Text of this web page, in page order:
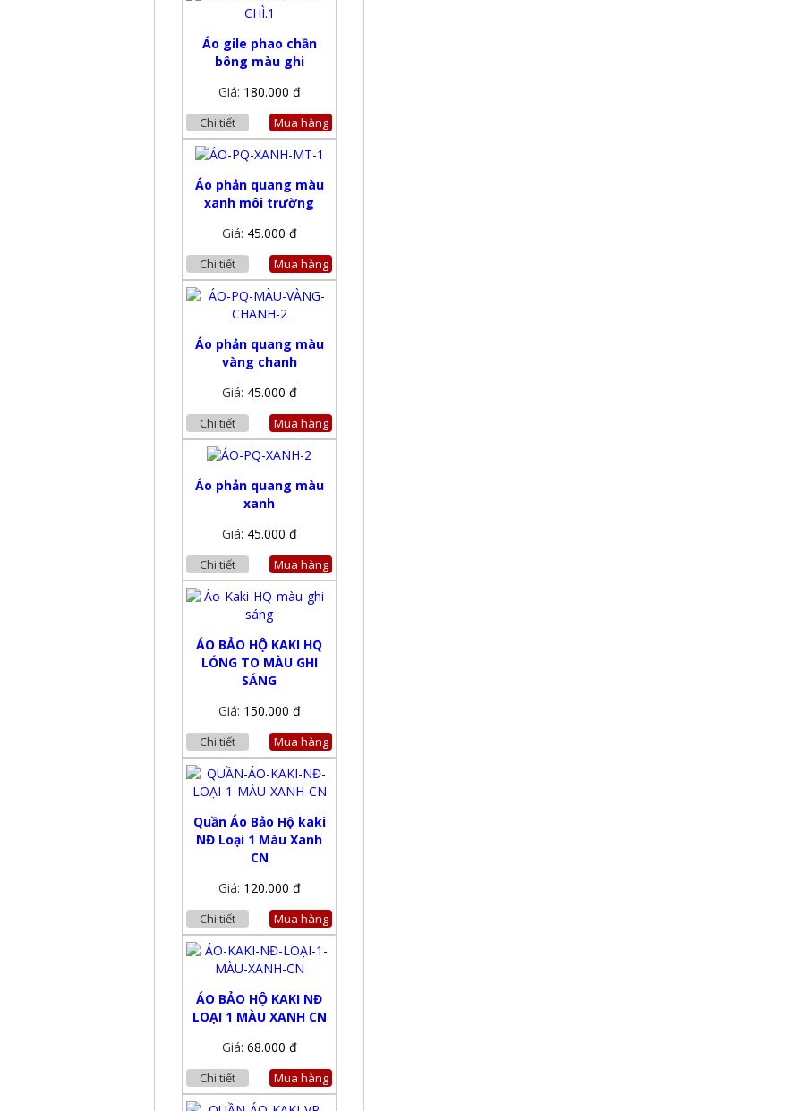
Áo gile phao chần
bông màu ghi
Giá: 180.000 đ
Chi tiết Mua hàng
Áo phản quang màu
xanh môi trường
Giá: 45.000 đ
Chi tiết Mua hàng
Áo phản quang màu
vàng chanh
Giá: 45.000 đ
Chi tiết Mua hàng
Áo phản quang màu
xanh
Giá: 45.000 đ
Chi tiết Mua hàng
ÁO BẢO HỘ KAKI HQ
LÓNG TO MÀU GHI
SÁNG
Giá: 150.000 đ
Chi tiết Mua hàng
Quần Áo Bảo Hộ kaki
NĐ Loại 1 Màu Xanh
CN
Giá: 120.000 đ
Chi tiết Mua hàng
ÁO BẢO HỘ KAKI NĐ
LOẠI 1 MÀU XANH CN
Giá: 68.000 đ
Chi tiết Mua hàng